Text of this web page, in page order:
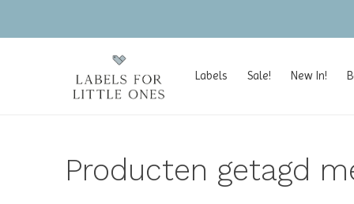
Labels Sale! New In!
Producten getagd